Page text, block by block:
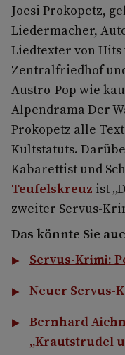
Joesi Prokopetz,
Liedermacher,
Liedtexter von Hits
Zentralfriedhof
Austro-Pop wie
Alpendrama Der
Prokopetz alle
Kultstatuts.
Kabarettist und
Teufelskreuz ist
zweiter Servus-
Das könnte Sie
Servus-Krimi:
Neuer Servus-
Bernhard
„Krautstrudel